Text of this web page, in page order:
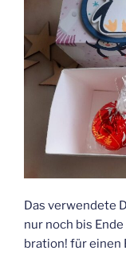
Das verwendete
nur noch bis
bration! für einen